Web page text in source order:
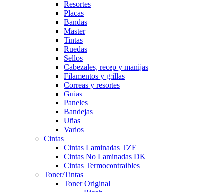
Resortes
Placas
Bandas
Master
Tintas
Ruedas
Sellos
Cabezales, recep y manijas
Filamentos y grillas
Correas y resortes
Guias
Paneles
Bandejas
Uñas
Varios
Cintas
Cintas Laminadas TZE
Cintas No Laminadas DK
Cintas Termocontraibles
Toner/Tintas
Toner Original